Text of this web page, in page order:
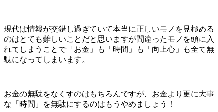
現代は情報が交錯し過ぎていて本当に正しいモノを見極める
のはとても難しいことだと思いますが間違ったモノを頭に入
れてしまうことで「お金」も「時間」も「向上心」も全て無
駄になってしまいます。
お金の無駄をなくすのはもちろんですが、お金より更に大事
な「時間」を無駄にするのはもうやめましょう！